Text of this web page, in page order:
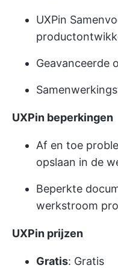
UXPin
Geavanceerde
UXPin beperkingen
Af en toe
opslaan in de
Beperkte
werkstroom
UXPin prijzen
Gratis: Gratis